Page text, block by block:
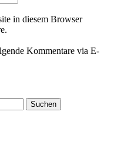
in diesem Browser
Kommentare via E-